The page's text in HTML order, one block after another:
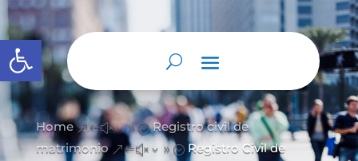
Abrir barra de herramientas
Home &#x39; Registro civil de
matrimonio &#x39; Registro Civil de